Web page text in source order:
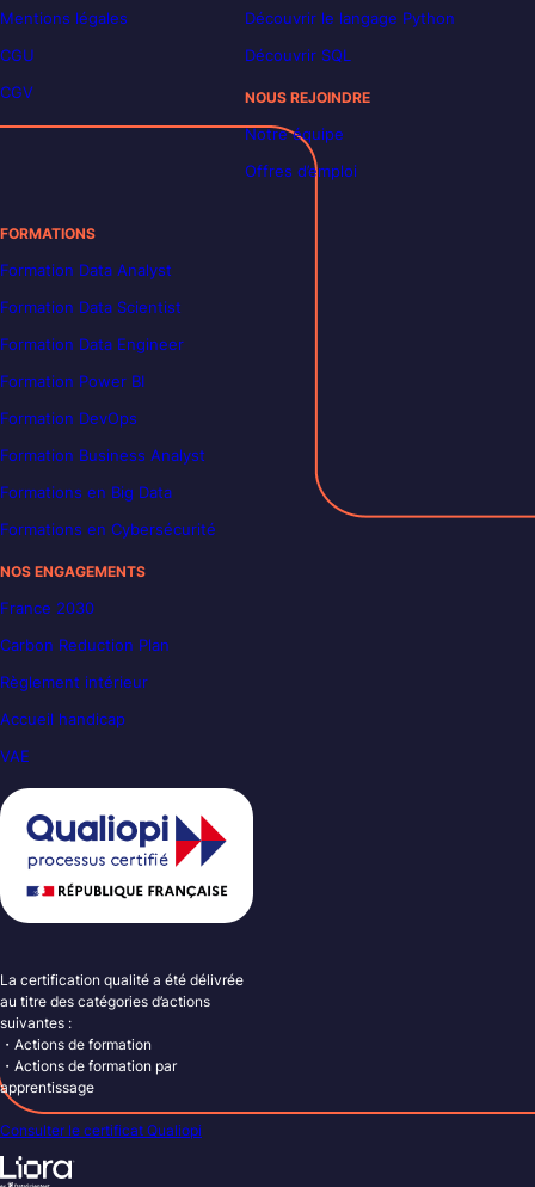
Mentions légales
CGU
CGV
Découvrir le langage Python
Découvrir SQL
NOUS REJOINDRE
Notre équipe
Offres d’emploi
FORMATIONS
Formation Data Analyst
Formation Data Scientist
Formation Data Engineer
Formation Power BI
Formation DevOps
Formation Business Analyst
Formations en Big Data
Formations en Cybersécurité
NOS ENGAGEMENTS
France 2030
Carbon Reduction Plan
Règlement intérieur
Accueil handicap
VAE
La certification qualité a été délivrée
au titre des catégories d’actions
suivantes :
・Actions de formation
・Actions de formation par
apprentissage
Consulter le certificat Qualiopi